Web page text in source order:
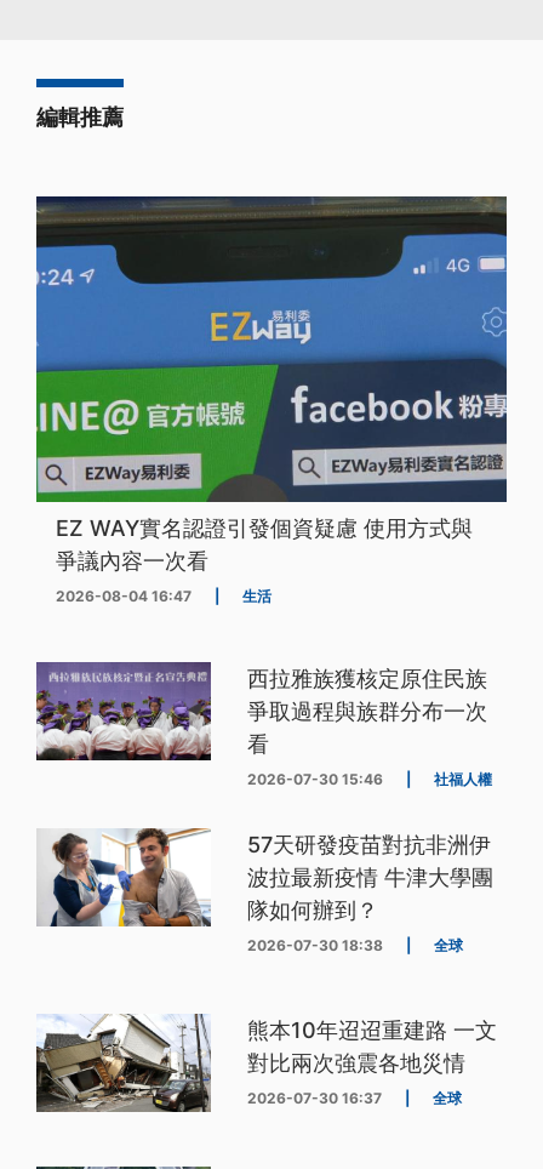
編輯推薦
EZ WAY實名認證引發個資疑慮 使用方式與
爭議內容一次看
2026-08-04 16:47 生活
西拉雅族獲核定原住民族
爭取過程與族群分布一次
看
2026-07-30 15:46 社福人權
57天研發疫苗對抗非洲伊
波拉最新疫情 牛津大學團
隊如何辦到？
2026-07-30 18:38 全球
熊本10年迢迢重建路 一文
對比兩次強震各地災情
2026-07-30 16:37 全球